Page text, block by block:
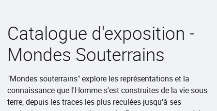
Catalogue d'exposition -
Mondes Souterrains
"Mondes souterrains" explore les représentations et la
connaissance que l'Homme s'est construites de la vie sous
terre, depuis les traces les plus reculées jusqu'à ses